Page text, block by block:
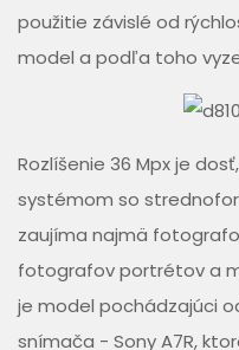
použitie závislé od
model a podľa toho
Rozlíšenie 36 Mpx je
systémom so
zaujíma najmä
fotografov portrétov a
je model pochádzajúci
snímača - Sony A7R,